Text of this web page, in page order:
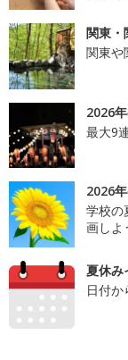
関東・
関東や
2026
最大9
2026
学校の
画しよ
夏休み
日付